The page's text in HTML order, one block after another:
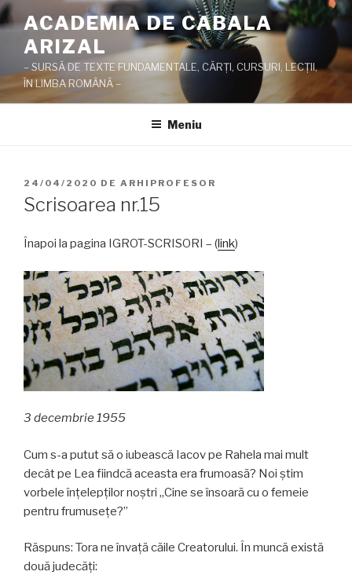
Sari
la
conținut
ACADEMIA DE CABALA
ARIZAL
– SURSĂ DE TEXTE FUNDAMENTALE, CĂRŢI, CURSURI, LECŢII,
ÎN LIMBA ROMÂNĂ –
Meniu
PUBLICAT
PE
24/04/2020 DE ARHIPROFESOR
Scrisoarea nr.15
Înapoi la pagina IGROT-SCRISORI – (link)
3 decembrie 1955
Cum s-a putut să o iubească Iacov pe Rahela mai mult
decât pe Lea fiindcă aceasta era frumoasă? Noi știm
vorbele înțelepților noștri „Cine se însoară cu o femeie
pentru frumusețe?”
Răspuns: Tora ne învață căile Creatorului. În muncă există
două judecăți: